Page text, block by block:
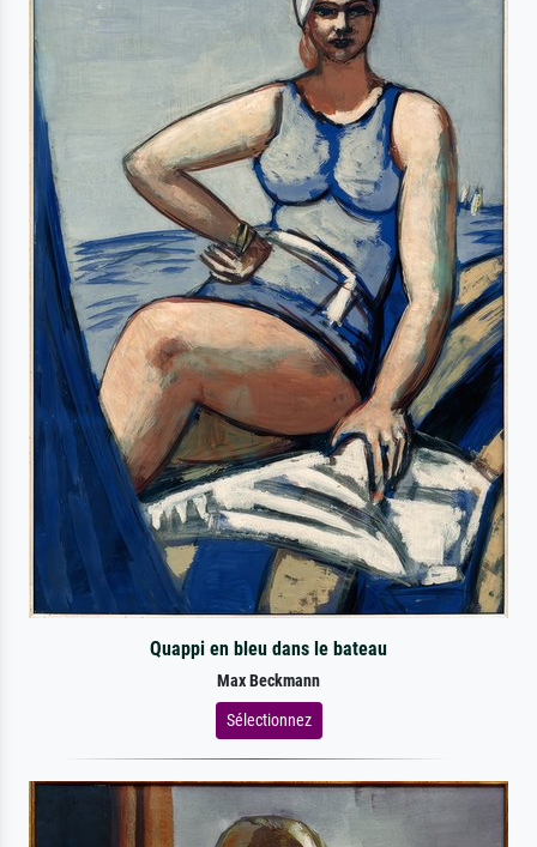
Quappi en bleu dans le bateau
Max Beckmann
Sélectionnez